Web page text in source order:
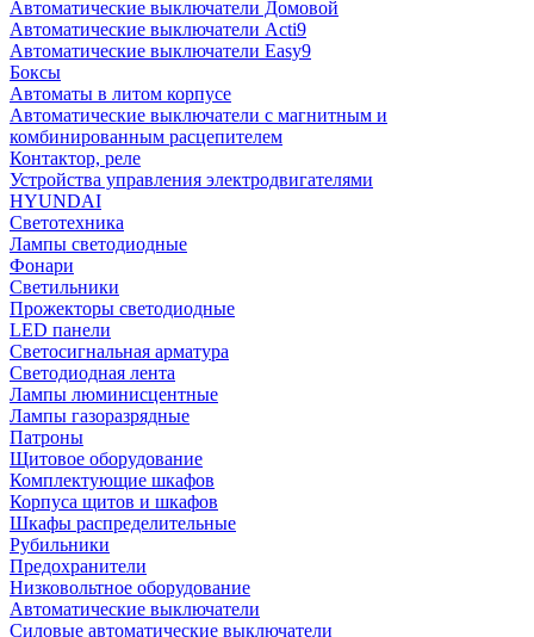
Автоматические выключатели Домовой
Автоматические выключатели Acti9
Автоматические выключатели Easy9
Боксы
Автоматы в литом корпусе
Автоматические выключатели с магнитным и
комбинированным расцепителем
Контактор, реле
Устройства управления электродвигателями
HYUNDAI
Светотехника
Лампы светодиодные
Фонари
Светильники
Прожекторы светодиодные
LED панели
Светосигнальная арматура
Светодиодная лента
Лампы люминисцентные
Лампы газоразрядные
Патроны
Щитовое оборудование
Комплектующие шкафов
Корпуса щитов и шкафов
Шкафы распределительные
Рубильники
Предохранители
Низковольтное оборудование
Автоматические выключатели
Силовые автоматические выключатели